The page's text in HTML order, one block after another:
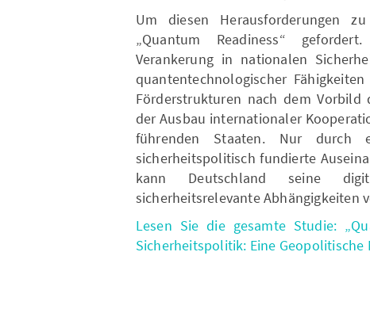
Um diesen Herausforderungen
„Quantum Readiness“
Verankerung in nationalen
quantentechnologischer
Förderstrukturen nach dem Vorbild
der Ausbau internationaler
führenden Staaten. Nur durch
sicherheitspolitisch fundierte
kann Deutschland seine
sicherheitsrelevante Abhängigkeiten
Lesen Sie die gesamte Studie:
Sicherheitspolitik: Eine Geopolitische